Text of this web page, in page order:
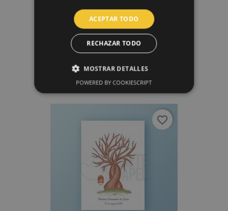
Árbol De Huellas 6
15,00 €
favorite_border
ACEPTAR TODO
RECHAZAR TODO
MOSTRAR DETALLES
POWERED BY COOKIESCRIPT